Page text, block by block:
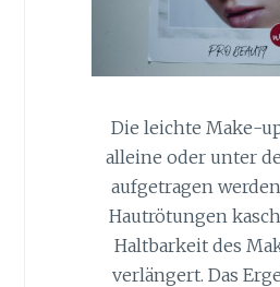
Die leichte Make-
alleine oder unter
aufgetragen
Hautrötungen
Haltbarkeit des
verlängert. Das